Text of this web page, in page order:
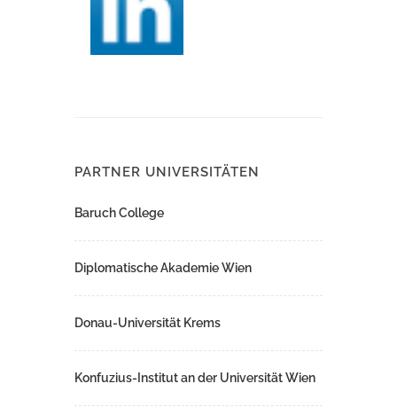
PARTNER UNIVERSITÄTEN
Baruch College
Diplomatische Akademie Wien
Donau-Universität Krems
Konfuzius-Institut an der Universität Wien